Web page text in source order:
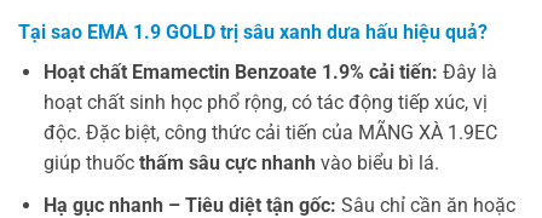
Tại sao EMA 1.9 GOLD trị sâu xanh dưa hấu hiệu quả?
Hoạt chất Emamectin Benzoate 1.9% cải tiến: Đây là
hoạt chất sinh học phổ rộng, có tác động tiếp xúc, vị
độc. Đặc biệt, công thức cải tiến của MÃNG XÀ 1.9EC
giúp thuốc thấm sâu cực nhanh vào biểu bì lá.
Hạ gục nhanh – Tiêu diệt tận gốc: Sâu chỉ cần ăn hoặc